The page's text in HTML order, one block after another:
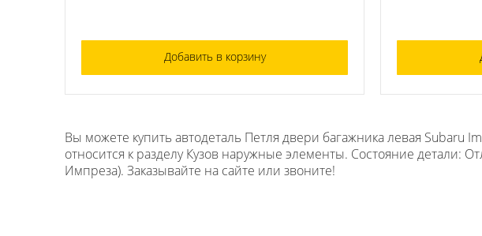
Добавить в корзину
Вы можете купить автодеталь Петля двери багажника левая Subaru
относится к разделу Кузов наружные элементы. Состояние детали:
Импреза). Заказывайте на сайте или звоните!